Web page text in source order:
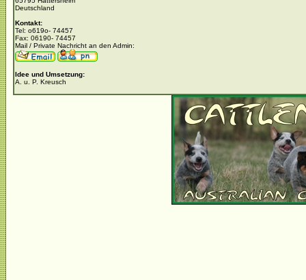
Deutschland
Kontakt:
Tel: o619o- 74457
Fax: 06190- 74457
Mail / Private Nachricht an den Admin:
Idee und Umsetzung:
A. u. P. Kreusch